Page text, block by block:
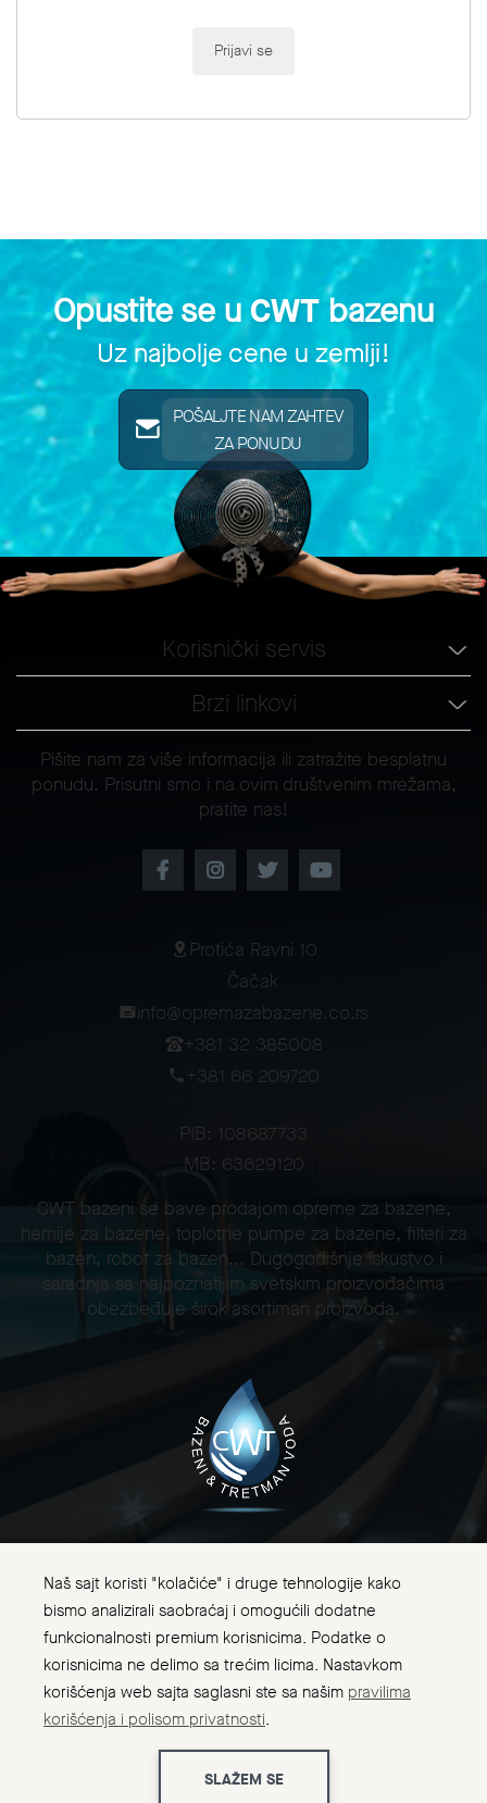
Prijavi se
Opustite se uCWT bazenu
Uz najbolje cene u zemlji!
POŠALJTE NAM ZAHTEV
ZA PONUDU
Korisnički servis
Brzi linkovi
Pišite nam za više informacija ili zatražite besplatnu
ponudu. Prisutni smo i na ovim društvenim mrežama,
pratite nas!
Protića Ravni 10
Čačak
info@opremazabazene.co.rs
+381 32 385008
+381 66 209720
PIB: 108687733
MB: 63629120
CWT bazeni se bave prodajom opreme za bazene,
hemije za bazene, toplotne pumpe za bazene, filteri za
bazen, robot za bazen... Dugogodišnje iskustvo i
saradnja sa najpoznatijim svetskim proizvođačima
obezbeđuje širok asortiman proizvoda.
CWT Bazeni za kupanje i tretman voda ©. Sva prava
zadržana 2026
Designed byExplicit
Naš sajt koristi "kolačiće" i druge tehnologije kako
bismo analizirali saobraćaj i omogućili dodatne
funkcionalnosti premium korisnicima. Podatke o
korisnicima ne delimo sa trećim licima. Nastavkom
korišćenja web sajta saglasni ste sa našim pravilima
korišćenja i polisom privatnosti.
SLAŽEM SE